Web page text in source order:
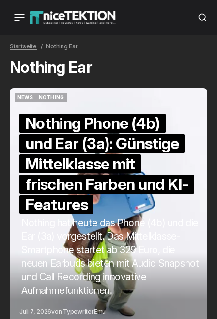
Startseite Nothing Ear
Nothing Ear
NEWS
NOTHING
Nothing Phone (4b)
und Ear (3a): Günstige
Mittelklasse mit
frischen Farben und KI-
Features
Nothing hat heute das Phone (4b) und die
Ear (3a) vorgestellt. Das Mittelklasse-
Smartphone startet ab 329 Euro, die
neuen Earbuds bieten mit Audio Snapshot
und Call Recording innovative
Aufnahmefunktionen.
Juli 7, 2026von TypewriterEmu